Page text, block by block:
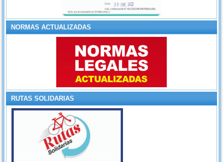
NORMAS ACTUALIZADAS
RUTAS SOLIDARIAS